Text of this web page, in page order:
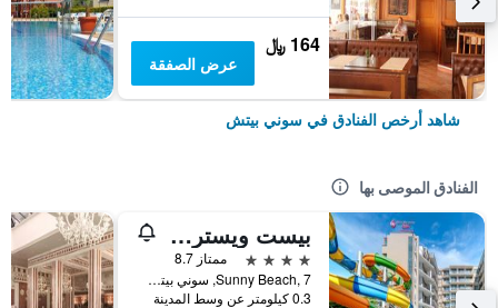
164 ﷼
عرض الصفقة
شاهد أرخص الفنادق في سوني بيتش
الفنادق الموصى بها
بيست ويسترن بلص بريميوم إن
4 نجوم
ممتاز 8.7
Sunny Beach, 7, سوني بيتش, بلغاريا
0.3 كيلومتر عن وسط المدينة